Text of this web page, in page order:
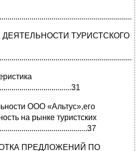
ДЕЯТЕЛЬНОСТИ ТУРИСТСКОГО
ООО «Альтус»,его
на рынке туристских
ПРЕДЛОЖЕНИЙ ПО